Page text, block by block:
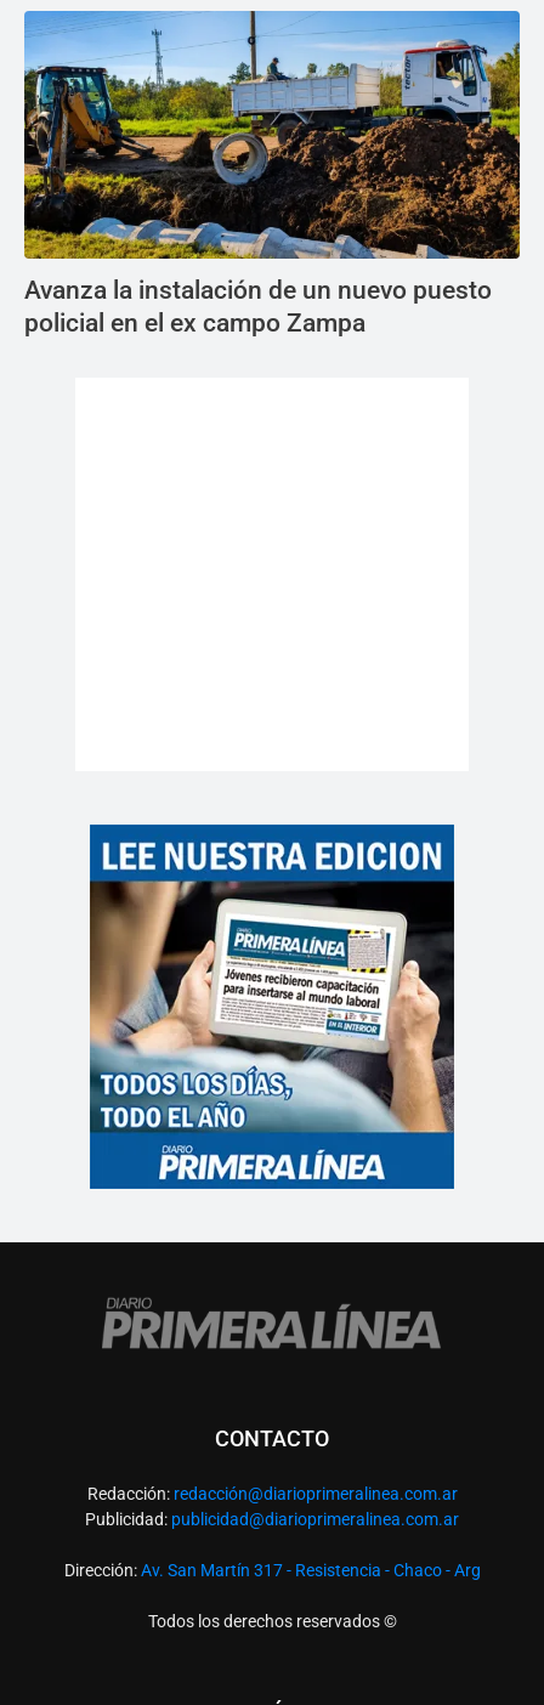
Avanza la instalación de un nuevo puesto
policial en el ex campo Zampa
CONTACTO
Redacción: redacción@diarioprimeralinea.com.ar
Publicidad: publicidad@diarioprimeralinea.com.ar
Dirección:Av. San Martín 317 - Resistencia - Chaco - Arg
Todos los derechos reservados ©